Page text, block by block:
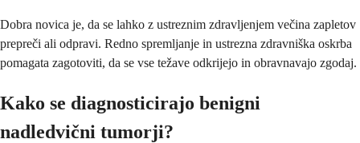
Dobra novica je, da se lahko z ustreznim zdravljenjem večina zapletov
prepreči ali odpravi. Redno spremljanje in ustrezna zdravniška oskrba
pomagata zagotoviti, da se vse težave odkrijejo in obravnavajo zgodaj.
Kako se diagnosticirajo benigni
nadledvični tumorji?